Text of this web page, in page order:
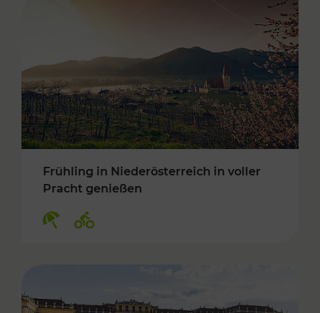
Frühling in Niederösterreich in voller
Pracht genießen